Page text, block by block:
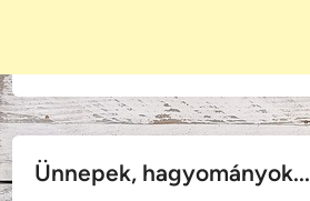
Ünnepek, hagyományok...